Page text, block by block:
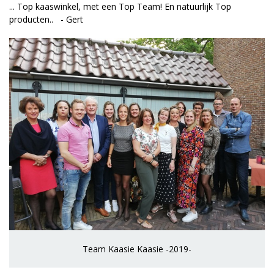
... Top kaaswinkel, met een Top Team! En natuurlijk Top
producten.. - Gert
Team Kaasie Kaasie -2019-